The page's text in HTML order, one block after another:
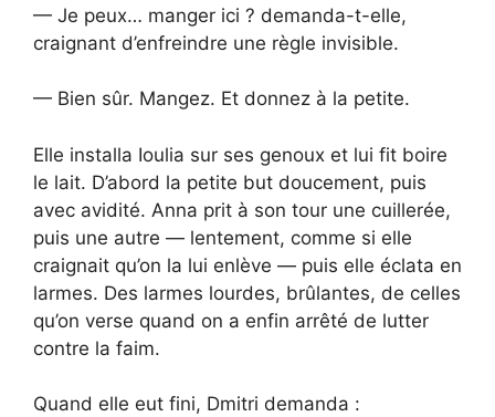
— Je peux… manger ici ? demanda-t-elle,
craignant d’enfreindre une règle invisible.
— Bien sûr. Mangez. Et donnez à la petite.
Elle installa Ioulia sur ses genoux et lui fit boire
le lait. D’abord la petite but doucement, puis
avec avidité. Anna prit à son tour une cuillerée,
puis une autre — lentement, comme si elle
craignait qu’on la lui enlève — puis elle éclata en
larmes. Des larmes lourdes, brûlantes, de celles
qu’on verse quand on a enfin arrêté de lutter
contre la faim.
Quand elle eut fini, Dmitri demanda :